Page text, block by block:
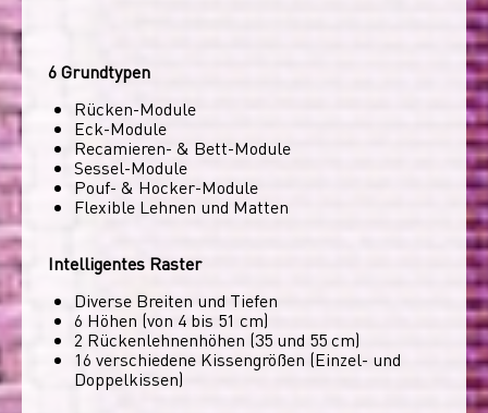
6 Grundtypen
Rücken-Module
Eck-Module
Recamieren- & Bett-Module
Sessel-Module
Pouf- & Hocker-Module
Flexible Lehnen und Matten
Intelligentes Raster
Diverse Breiten und Tiefen
6 Höhen (von 4 bis 51 cm)
2 Rückenlehnenhöhen (35 und 55 cm)
16 verschiedene Kissengrößen (Einzel- und
Doppelkissen)